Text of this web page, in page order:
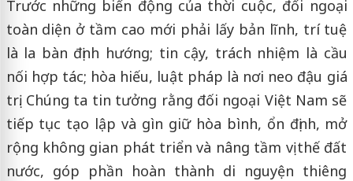
Trước những biến động của thời cuộc, đối ngoại
toàn diện ở tầm cao mới phải lấy bản lĩnh, trí tuệ
là la bàn định hướng; tin cậy, trách nhiệm là cầu
nối hợp tác; hòa hiếu, luật pháp là nơi neo đậu giá
trị. Chúng ta tin tưởng rằng đối ngoại Việt Nam sẽ
tiếp tục tạo lập và gìn giữ hòa bình, ổn định, mở
rộng không gian phát triển và nâng tầm vị thế đất
nước, góp phần hoàn thành di nguyện thiêng